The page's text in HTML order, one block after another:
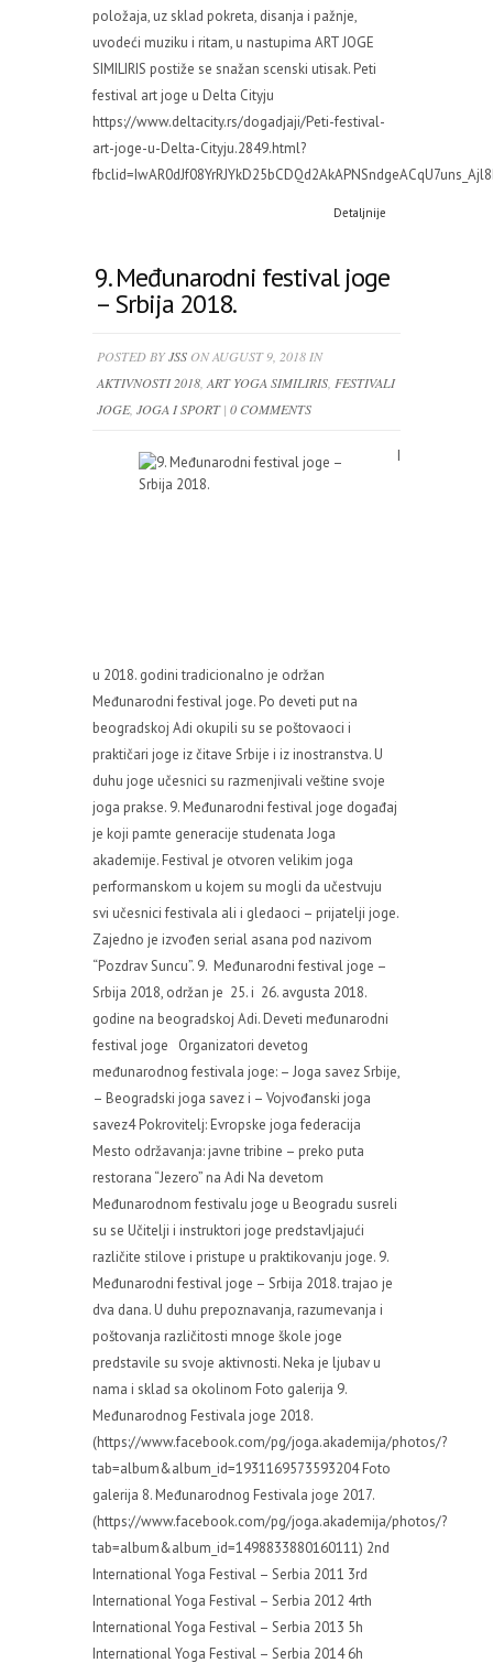
položaja, uz sklad pokreta, disanja i pažnje,
uvodeći muziku i ritam, u nastupima ART JOGE
SIMILIRIS postiže se snažan scenski utisak. Peti
festival art joge u Delta Cityju
https://www.deltacity.rs/dogadjaji/Peti-festival-
art-joge-u-Delta-Cityju.2849.html?
Detaljnije
9. Međunarodni festival joge
– Srbija 2018.
POSTED BYJSS ON AUGUST 9, 2018 IN
AKTIVNOSTI 2018 ART YOGA SIMILIRIS FESTIVALI
JOGE, JOGA I SPORT| 0 COMMENTS
I
u 2018. godini tradicionalno je održan
Međunarodni festival joge. Po deveti put na
beogradskoj Adi okupili su se poštovaoci i
praktičari joge iz čitave Srbije i iz inostranstva. U
duhu joge učesnici su razmenjivali veštine svoje
joga prakse. 9. Međunarodni festival joge događaj
je koji pamte generacije studenata Joga
akademije. Festival je otvoren velikim joga
performanskom u kojem su mogli da učestvuju
svi učesnici festivala ali i gledaoci – prijatelji joge.
Zajedno je izvođen serial asana pod nazivom
“Pozdrav Suncu”. 9. Međunarodni festival joge –
Srbija 2018, održan je 25. i 26. avgusta 2018.
godine na beogradskoj Adi. Deveti međunarodni
festival joge Organizatori devetog
međunarodnog festivala joge: – Joga savez Srbije,
– Beogradski joga savez i – Vojvođanski joga
savez4 Pokrovitelj: Evropske joga federacija
Mesto održavanja: javne tribine – preko puta
restorana “Jezero” na Adi Na devetom
Međunarodnom festivalu joge u Beogradu susreli
su se Učitelji i instruktori joge predstavljajući
različite stilove i pristupe u praktikovanju joge. 9.
Međunarodni festival joge – Srbija 2018. trajao je
dva dana. U duhu prepoznavanja, razumevanja i
poštovanja različitosti mnoge škole joge
predstavile su svoje aktivnosti. Neka je ljubav u
nama i sklad sa okolinom Foto galerija 9.
Međunarodnog Festivala joge 2018.
(https://www.facebook.com/pg/joga.akademija/photos/?
tab=album&album_id=1931169573593204 Foto
galerija 8. Međunarodnog Festivala joge 2017.
(https://www.facebook.com/pg/joga.akademija/photos/?
tab=album&album_id=1498833880160111) 2nd
International Yoga Festival – Serbia 2011 3rd
International Yoga Festival – Serbia 2012 4rth
International Yoga Festival – Serbia 2013 5h
International Yoga Festival – Serbia 2014 6h